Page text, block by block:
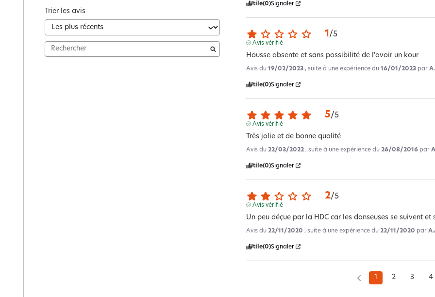
Trier les avis
Utile(0)Signaler
1 /5
Avis vérifié
Housse absente et sans possibilité de l'avoir un kour
Avis du19/02/2023 , suite à une expérience du16/01/2023 par
Utile(0)Signaler
5/5
Avis vérifié
Très jolie et de bonne qualité
Avis du22/03/2022 , suite à une expérience du26/08/2016 par
Utile(0)Signaler
2/5
Avis vérifié
Un peu déçue par la HDC car les danseuses se suivent
Avis du22/11/2020 , suite à une expérience du22/11/2020 par
Utile(0)Signaler
1 2 3 4